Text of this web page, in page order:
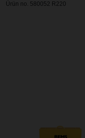
Ürün no. 580052 R220